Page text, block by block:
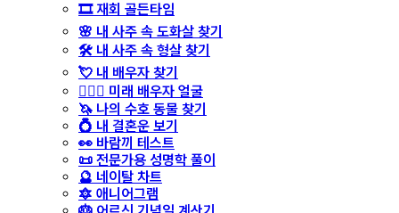
🎞️ 재회 골든타임
🌸 내 사주 속 도화살 찾기
🛠️ 내 사주 속 형살 찾기
💘 내 배우자 찾기
👩‍❤️‍👨 미래 배우자 얼굴
🦄 나의 수호 동물 찾기
💍 내 결혼운 보기
👀 바람끼 테스트
📜 전문가용 성명학 풀이
🔮 네이탈 차트
🔯 애니어그램